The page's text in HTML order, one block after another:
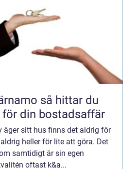
hittar du
din bostadsaffär
äger sitt hus finns det aldrig för
heller för lite att göra. Det
samtidigt är sin egen
oftast k&a...